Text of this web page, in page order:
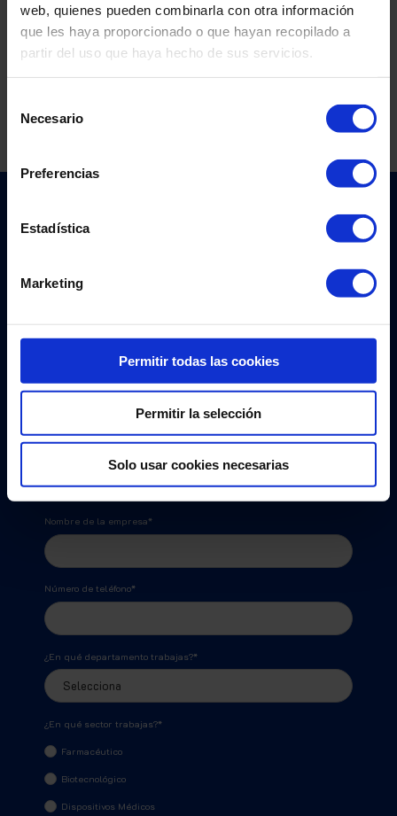
web, quienes pueden combinarla con otra información
que les haya proporcionado o que hayan recopilado a
partir del uso que haya hecho de sus servicios.
Necesario
Preferencias
Estadística
Marketing
Permitir todas las cookies
Permitir la selección
Solo usar cookies necesarias
¿Te ayudamos?
contigo lo antes posible
Apellidos*
Nombre de la empresa*
Número de teléfono*
¿En qué departamento trabajas?*
¿En qué sector trabajas?*
Farmacéutico
Biotecnológico
Dispositivos Médicos